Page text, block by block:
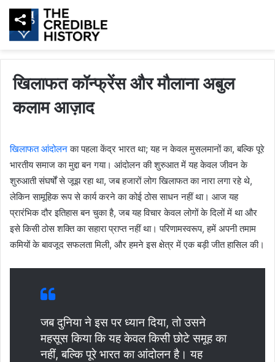
खिलाफत कॉन्फ्रेंस और मौलाना अबुल
कलाम आज़ाद
खिलाफत आंदोलनका पहला केंद्र भारत था; यह न केवल मुसलमानों का, बल्कि पूरे
भारतीय समाज का मुद्दा बन गया। आंदोलन की शुरुआत में यह केवल जीवन के
शुरुआती संघर्षों से जूझ रहा था, जब हजारों लोग खिलाफत का नारा लगा रहे थे,
लेकिन सामूहिक रूप से कार्य करने का कोई ठोस साधन नहीं था। आज यह
प्रारंभिक दौर इतिहास बन चुका है, जब यह विचार केवल लोगों के दिलों में था और
इसे किसी ठोस शक्ति का सहारा प्राप्त नहीं था। परिणामस्वरूप, हमें अपनी तमाम
कमियों के बावजूद सफलता मिली, और हमने इस क्षेत्र में एक बड़ी जीत हासिल की।
जब दुनिया ने इस पर ध्यान दिया, तो उसने
महसूस किया कि यह केवल किसी छोटे समूह का
नहीं, बल्कि पूरे भारत का आंदोलन है। यह